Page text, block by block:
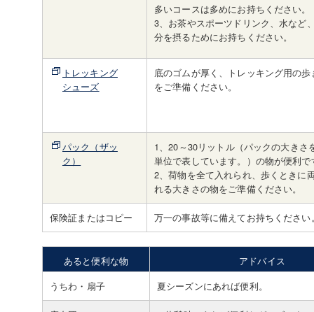
多いコースは多めにお持ちください。
3、お茶やスポーツドリンク、水など
分を摂るためにお持ちください。
トレッキング
シューズ
底のゴムが厚く、トレッキング用の
をご準備ください。
パック（ザッ
ク）
1、20～30リットル（パックの大きさ
単位で表しています。）の物が便利で
2、荷物を全て入れられ、歩くときに
れる大きさの物をご準備ください。
保険証またはコピー 万一の事故等に備えてお持ちください
あると便利な物
アドバイス
うちわ・扇子
夏シーズンにあれば便利。